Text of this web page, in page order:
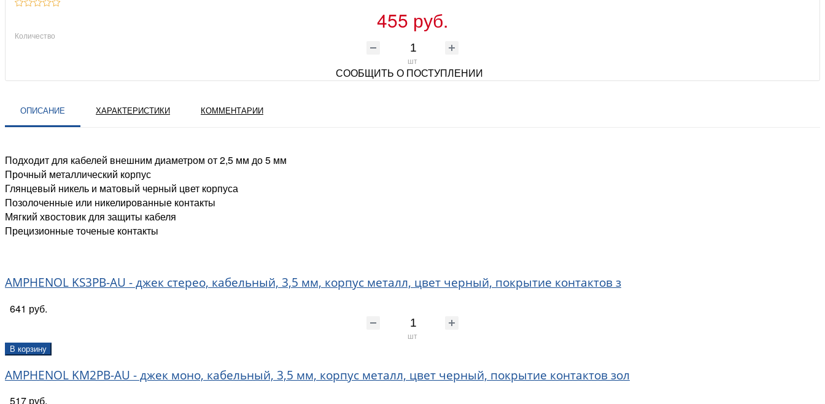
455 руб.
Количество
шт
СООБЩИТЬ О ПОСТУПЛЕНИИ
ОПИСАНИЕ ХАРАКТЕРИСТИКИ КОММЕНТАРИИ
Подходит для кабелей внешним диаметром от 2,5 мм до 5 мм
Прочный металлический корпус
Глянцевый никель и матовый черный цвет корпуса
Позолоченные или никелированные контакты
Мягкий хвостовик для защиты кабеля
Прецизионные точеные контакты
AMPHENOL KS3PB-AU - джек стерео, кабельный, 3,5 мм, корпус металл, цвет черный, покрытие контактов з
641 руб.
шт
В корзину
AMPHENOL KM2PB-AU - джек моно, кабельный, 3,5 мм, корпус металл, цвет черный, покрытие контактов зол
517 руб.